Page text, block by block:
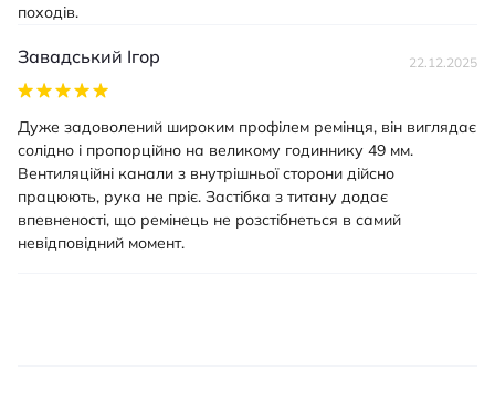
походів.
Завадський Ігор 22.12.2025
Дуже задоволений широким профілем ремінця, він виглядає
солідно і пропорційно на великому годиннику 49 мм.
Вентиляційні канали з внутрішньої сторони дійсно
працюють, рука не пріє. Застібка з титану додає
впевненості, що ремінець не розстібнеться в самий
невідповідний момент.